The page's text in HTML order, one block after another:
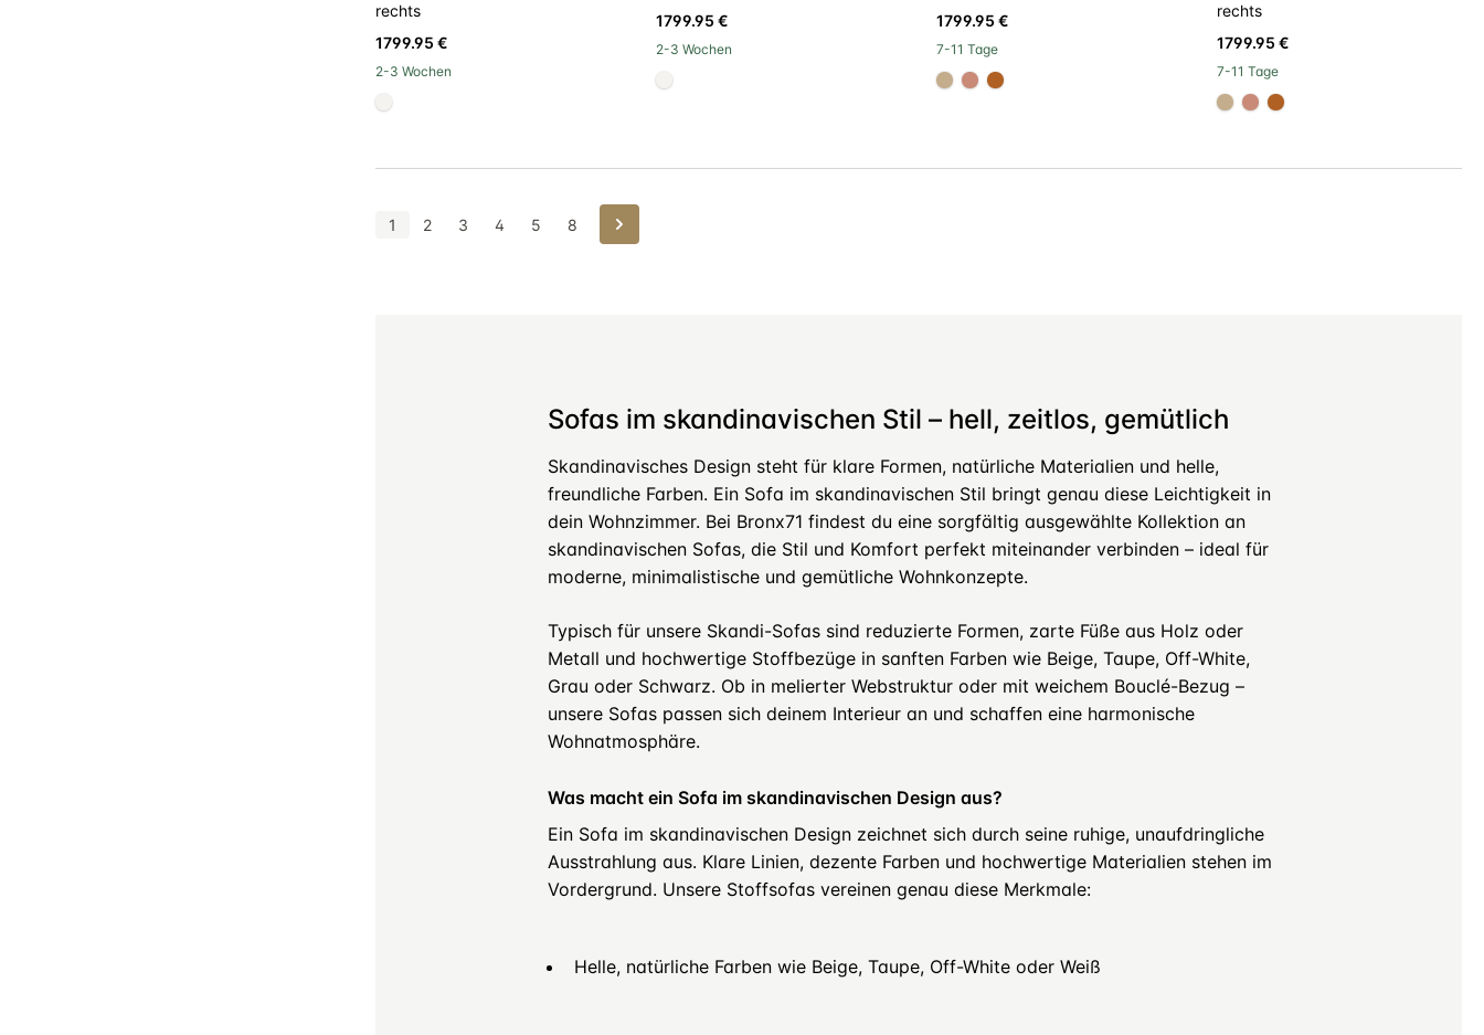
rechts
1799.95 €
2-3 Wochen
#f5f3ef
1799.95 €
2-3 Wochen
#f5f3ef
1799.95 €
7-11 Tage
#c4ad8d
#c98a78
#b06023
rechts
1799.95 €
7-11 Tage
#c4ad8d
#c98a78
#b06023
1 2 3 4 5 8 Weiter
Sofas im skandinavischen Stil – hell, zeitlos, gemütlich
Skandinavisches Design steht für klare Formen, natürliche Materialien und helle,
freundliche Farben. Ein Sofa im skandinavischen Stil bringt genau diese Leichtigkeit in
dein Wohnzimmer. Bei Bronx71 findest du eine sorgfältig ausgewählte Kollektion an
skandinavischen Sofas, die Stil und Komfort perfekt miteinander verbinden – ideal für
moderne, minimalistische und gemütliche Wohnkonzepte.
Typisch für unsere Skandi-Sofas sind reduzierte Formen, zarte Füße aus Holz oder
Metall und hochwertige Stoffbezüge in sanften Farben wie Beige, Taupe, Off-White,
Grau oder Schwarz. Ob in melierter Webstruktur oder mit weichem Bouclé-Bezug –
unsere Sofas passen sich deinem Interieur an und schaffen eine harmonische
Wohnatmosphäre.
Was macht ein Sofa im skandinavischen Design aus?
Ein Sofa im skandinavischen Design zeichnet sich durch seine ruhige, unaufdringliche
Ausstrahlung aus. Klare Linien, dezente Farben und hochwertige Materialien stehen im
Vordergrund. Unsere Stoffsofas vereinen genau diese Merkmale:
Helle, natürliche Farben wie Beige, Taupe, Off-White oder Weiß